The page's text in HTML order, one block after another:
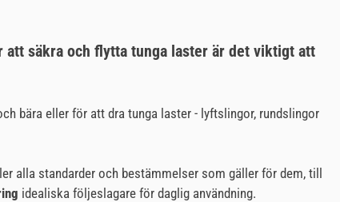
säkra och flytta tunga laster är det viktigt att
bära eller för att dra tunga laster - lyftslingor, rundslingor
alla standarder och bestämmelser som gäller för dem, till
idealiska följeslagare för daglig användning.